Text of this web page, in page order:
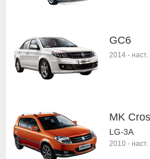
GC6
2014 -
MK
LG-3A
2010 -